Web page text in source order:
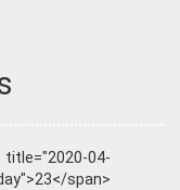
title="2020-04-
span>